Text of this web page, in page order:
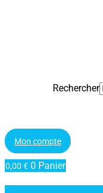
Rechercher
Mon compte
0,00 € 0 Panier